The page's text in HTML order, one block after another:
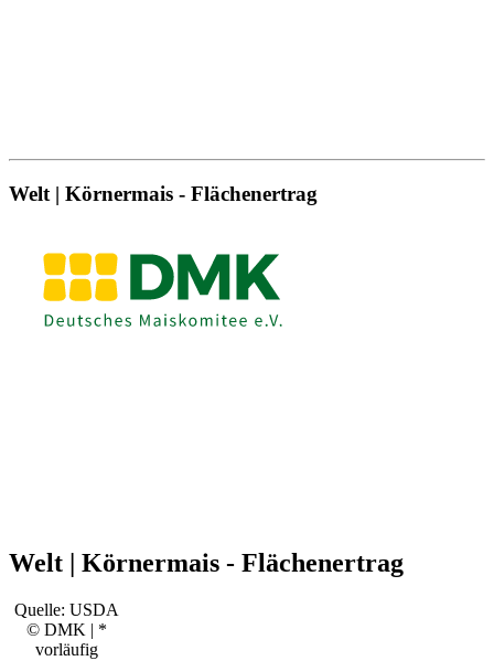
Welt | Körnermais - Flächenertrag
Welt | Körnermais - Flächenertrag
Quelle: USDA
© DMK | *
vorläufig